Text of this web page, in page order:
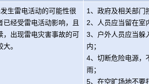
生雷电活动的可能性很
已经受雷电活动影响，且
，出现雷电灾害事故的可
。
1、政府及相关部门
2、人员应当留在室
3、户外人员应当躲
内；
4、切断危险电源，
雨；
5、在空旷场地不要